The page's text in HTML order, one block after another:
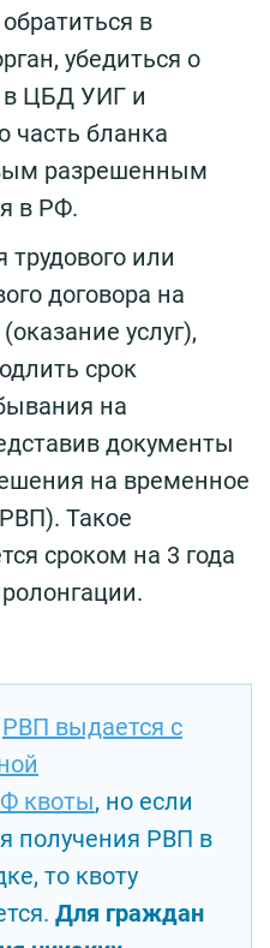
в
убедиться о
в ЦБД УИГ и
часть бланка
разрешенным
в РФ.
или
договора на
услуг),
срок
на
документы
на временное
Такое
сроком на 3 года
РВП выдается с
квоты, но если
получения РВП в
то квоту
Для граждан